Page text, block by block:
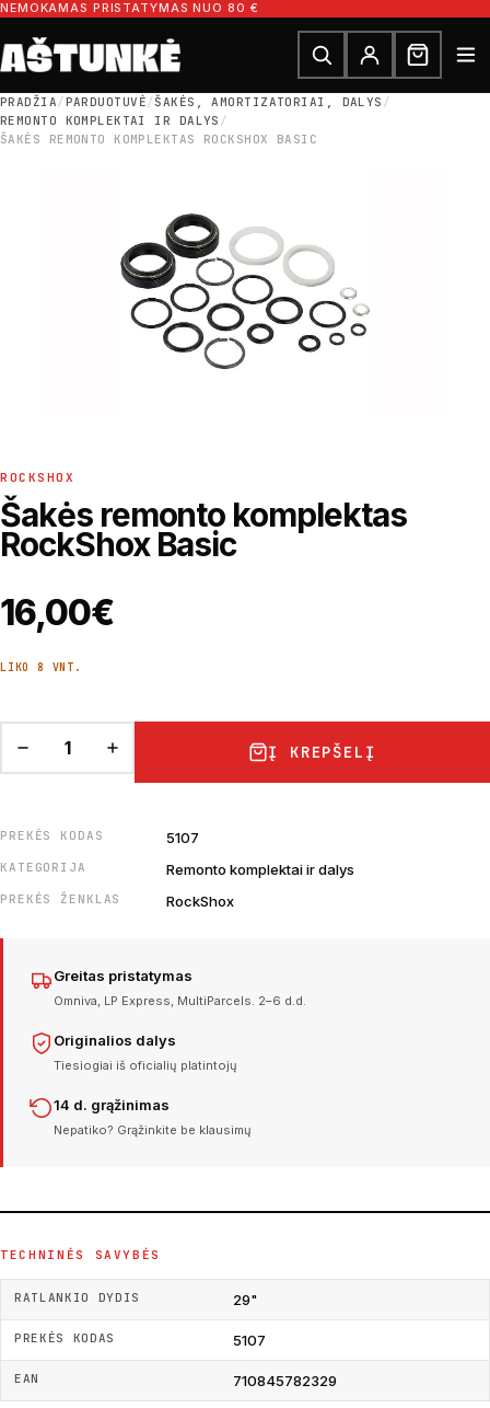
Pereiti prie turinio
NEMOKAMAS PRISTATYMAS NUO 80 €
Ieškoti dalių
Ieškoti
PRADŽIA/PARDUOTUVĖ/ŠAKĖS, AMORTIZATORIAI, DALYS /
REMONTO KOMPLEKTAI IR DALYS /
ŠAKĖS REMONTO KOMPLEKTAS ROCKSHOX BASIC
ROCKSHOX
Šakės remonto komplektas
RockShox Basic
16,00€
LIKO 8 VNT.
Į KREPŠELĮ
PREKĖS KODAS 5107
KATEGORIJA Remonto komplektai ir dalys
PREKĖS ŽENKLAS RockShox
Greitas pristatymas
Omniva, LP Express, MultiParcels. 2–6 d.d.
Originalios dalys
Tiesiogiai iš oficialių platintojų
14 d. grąžinimas
Nepatiko? Grąžinkite be klausimų
TECHNINĖS SAVYBĖS
RATLANKIO DYDIS 29"
PREKĖS KODAS 5107
EAN 710845782329